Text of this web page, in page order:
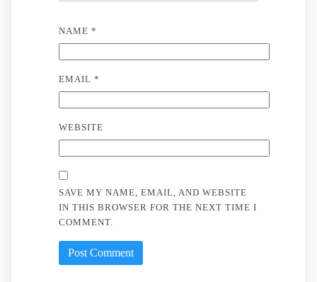
NAME *
EMAIL *
WEBSITE
SAVE MY NAME, EMAIL, AND WEBSITE
IN THIS BROWSER FOR THE NEXT TIME I
COMMENT.